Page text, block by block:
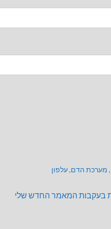
, מערכת הדם,עלפון
בעקבות המאמר החדש שלי